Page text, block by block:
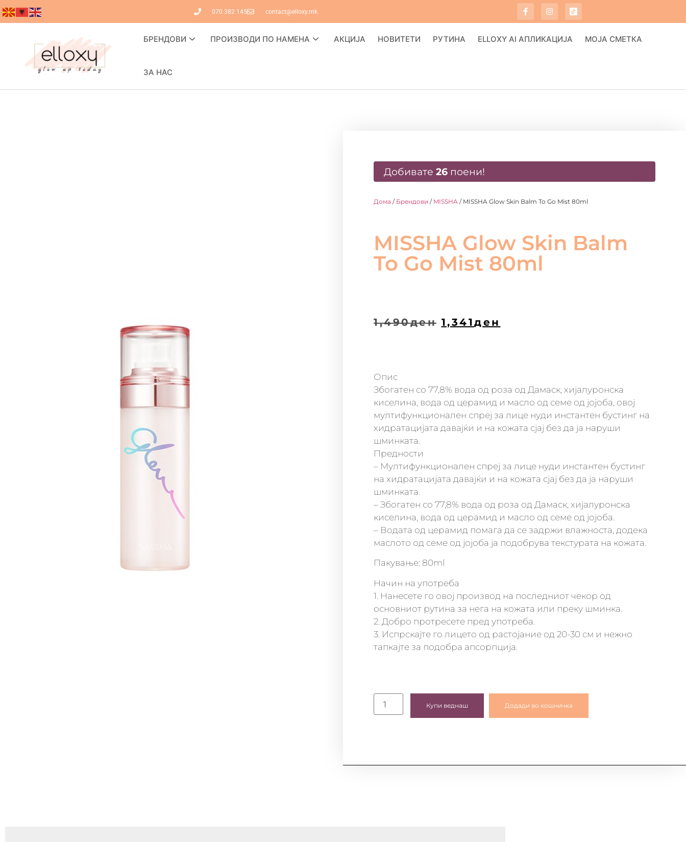
070 382 145 contact@elloxy.mk
БРЕНДОВИ ПРОИЗВОДИ ПО НАМЕНА АКЦИЈА НОВИТЕТИ РУТИНА ELLOXY AI АПЛИКАЦИЈА МОЈА СМЕТКА
ЗА НАС
Добивате 26 поени!
Дома / Брендови / MISSHA / MISSHA Glow Skin Balm To Go Mist 80ml
MISSHA Glow Skin Balm
To Go Mist 80ml
1,490ден 1,341ден
Опис
Збогатен со 77,8% вода од роза од Дамаск, хијалуронска
киселина, вода од церамид и масло од семе од јојоба, овој
мултифункционален спреј за лице нуди инстантен бустинг на
хидратацијата давајќи и на кожата сјај без да ја наруши
шминката.
Предности
– Мултифункционален спреј за лице нуди инстантен бустинг
на хидратацијата давајќи и на кожата сјај без да ја наруши
шминката.
– Збогатен со 77,8% вода од роза од Дамаск, хијалуронска
киселина, вода од церамид и масло од семе од јојоба.
– Водата од церамид помага да се задржи влажноста, додека
маслото од семе од јојоба ја подобрува текстурата на кожата.
Пакување: 80ml
Начин на употреба
1. Нанесете го овој производ на последниот чекор од
основниот рутина за нега на кожата или преку шминка.
2. Добро протресете пред употреба.
3. Испрскајте го лицето од растојание од 20-30 см и нежно
тапкајте за подобра апсорпција.
Купи веднаш Додади во кошничка